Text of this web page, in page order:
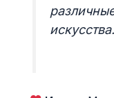
искусства.